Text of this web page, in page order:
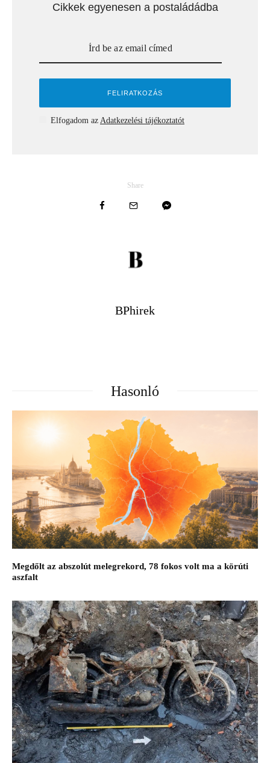
Cikkek egyenesen a postaládádba
Elfogadom az Adatkezelési tájékoztatót
Share
BPhirek
Hasonló
Megdőlt az abszolút melegrekord, 78 fokos volt ma a körúti
aszfalt